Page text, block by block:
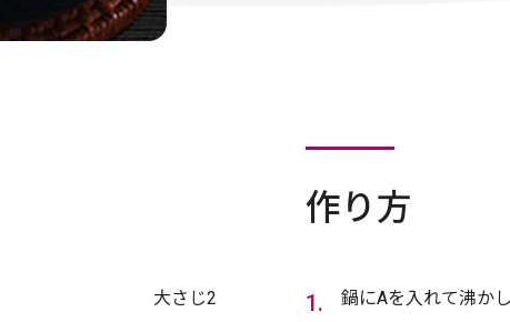
大さじ2
作り方
鍋にAを入れて沸か